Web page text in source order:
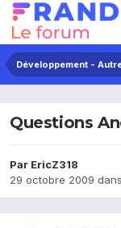
Développement -
Questions
Par EricZ318
29 octobre 2009 dans